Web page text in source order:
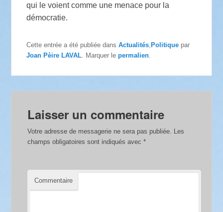
qui le voient comme une menace pour la
démocratie.
Cette entrée a été publiée dansActualités Politique par
Joan Pèire LAVAL . Marquer lepermalien
Laisser un commentaire
Votre adresse de messagerie ne sera pas publiée.
Les
champs obligatoires sont indiqués avec*
Commentaire